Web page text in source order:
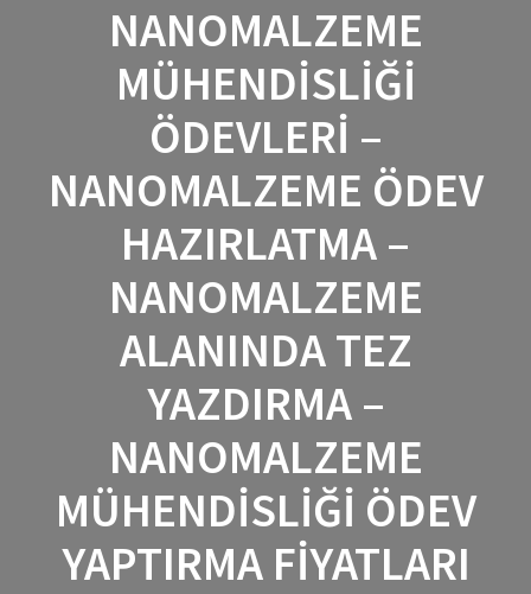
NANOMALZEME
MÜHENDISLIĞI
ÖDEVLERI –
NANOMALZEME ÖDEV
HAZIRLATMA –
NANOMALZEME
ALANINDA TEZ
YAZDIRMA –
NANOMALZEME
MÜHENDISLIĞI ÖDEV
YAPTIRMA FIYATLARI